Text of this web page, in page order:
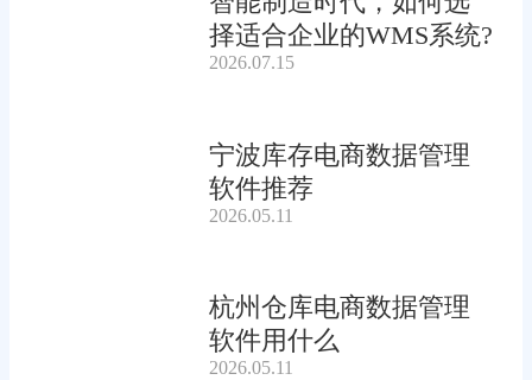
择适合企业的WMS系统?
2026.07.15
宁波库存电商数据管理
软件推荐
2026.05.11
杭州仓库电商数据管理
软件用什么
2026.05.11